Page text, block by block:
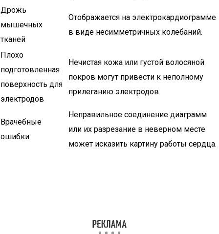
Дрожь
мышечных
тканей
Отображается на электрокардиограмме
в виде несимметричных колебаний.
Плохо
подготовленная
поверхность для
электродов
Нечистая кожа или густой волосяной
покров могут привести к неполному
прилеганию электродов.
Врачебные
ошибки
Неправильное соединение диаграмм
или их разрезание в неверном месте
может исказить картину работы сердца.